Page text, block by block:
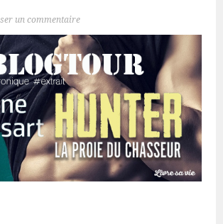
un commentaire